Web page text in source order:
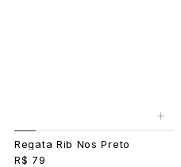
+
Regata Rib Nos Preto
R$ 79